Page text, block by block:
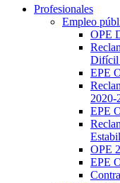
Profesionales
Empleo
OPE
Difícil
EPE
2020-
EPE
OPE
EPE